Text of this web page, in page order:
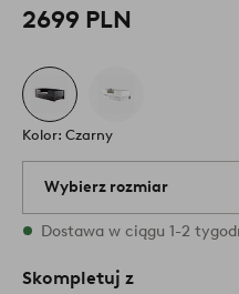
2699 PLN
Kolor: Czarny
Wybierz rozmiar
1 rozmiary są dostępne w
Dostawa w ciągu 1-2
Skompletuj z